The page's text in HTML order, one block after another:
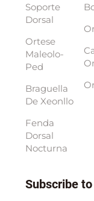
Soporte
Dorsal
Ortese
Maleolo-
Ped
Braguella
De Xeonllo
Fenda
Dorsal
Nocturna
Subscribe